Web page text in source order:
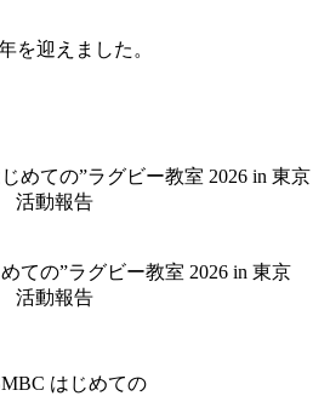
を迎えました。
めての”ラグビー教室 2026 in 東京
活動報告
はじめての